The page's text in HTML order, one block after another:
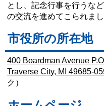
とし、記念行事を行うな
の交流を進めてこられまし
市役所の所在地
400 Boardman Avenue
Traverse City, MI 49685-
ク）